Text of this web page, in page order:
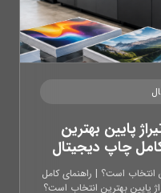
پایین بهترین
چاپ دیجیتال
انتخاب است؟ | راهنمای کامل
پایین بهترین انتخاب است؟